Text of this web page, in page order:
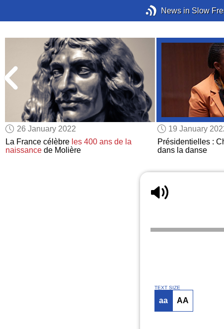
News in Slow
26 January 2022
La France célèbre les 400 ans de la
naissance de Molière
19 January
Présidentielles :
dans la danse
TEXT SIZE
aa AA